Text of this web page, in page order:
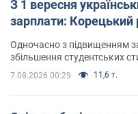
З 1 вересня
зарплати: Корецький
Одночасно з підвищенням
збільшення студентських
7.08.2026 00:29 11,6 т.